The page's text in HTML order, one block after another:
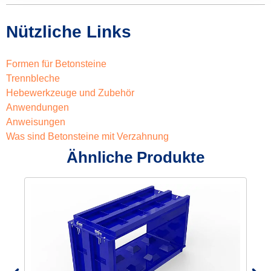
Nützliche Links
Formen für Betonsteine
Trennbleche
Hebewerkzeuge und Zubehör
Anwendungen
Anweisungen
Was sind Betonsteine mit Verzahnung
Ähnliche Produkte